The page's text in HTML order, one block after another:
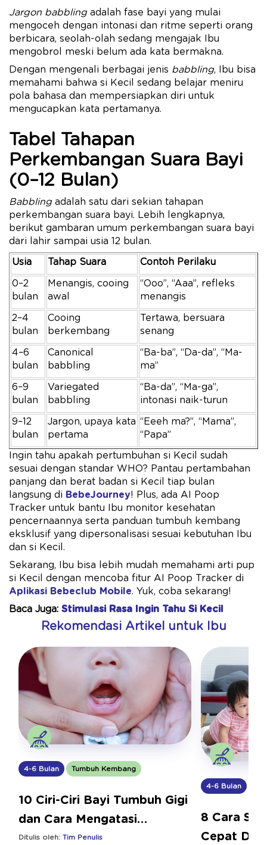
Jargon babblingadalah fase bayi yang mulai
mengoceh dengan intonasi dan ritme seperti orang
berbicara, seolah-olah sedang mengajak Ibu
mengobrol meski belum ada kata bermakna.
Dengan mengenali berbagai jenis babbling, Ibu bisa
memahami bahwa si Kecil sedang belajar meniru
pola bahasa dan mempersiapkan diri untuk
mengucapkan kata pertamanya.
Tabel Tahapan
Perkembangan Suara Bayi
(0–12 Bulan)
Babblingadalah satu dari sekian tahapan
perkembangan suara bayi. Lebih lengkapnya,
berikut gambaran umum perkembangan suara bayi
dari lahir sampai usia 12 bulan.
Usia Tahap Suara Contoh Perilaku
0–2
bulan
Menangis, cooing
awal
“Ooo”, “Aaa”, refleks
menangis
2–4
bulan
Cooing
berkembang
Tertawa, bersuara
senang
4–6
bulan
Canonical
babbling
“Ba-ba”, “Da-da”, “Ma-
ma”
6–9
bulan
Variegated
babbling
“Ba-da”, “Ma-ga”,
intonasi naik-turun
9–12
bulan
Jargon, upaya kata
pertama
“Eeeh ma?”, “Mama”,
“Papa”
Ingin tahu apakah pertumbuhan si Kecil sudah
sesuai dengan standar WHO? Pantau pertambahan
panjang dan berat badan si Kecil tiap bulan
langsung di BebeJourney! Plus, ada AI Poop
Tracker untuk bantu Ibu monitor kesehatan
pencernaannya serta panduan tumbuh kembang
eksklusif yang dipersonalisasi sesuai kebutuhan Ibu
dan si Kecil.
Sekarang, Ibu bisa lebih mudah memahami arti pup
si Kecil dengan mencoba fitur AI Poop Tracker di
Aplikasi Bebeclub Mobile. Yuk, coba sekarang!
Baca Juga: Stimulasi Rasa Ingin Tahu Si Kecil
Rekomendasi Artikel untuk Ibu
4-6 Bulan Tumbuh Kembang
10 Ciri-Ciri Bayi Tumbuh Gigi
dan Cara Mengatasi
Sakitnya
Ditulis oleh: Tim Penulis
4-6 Bulan
8 Cara
Cepat